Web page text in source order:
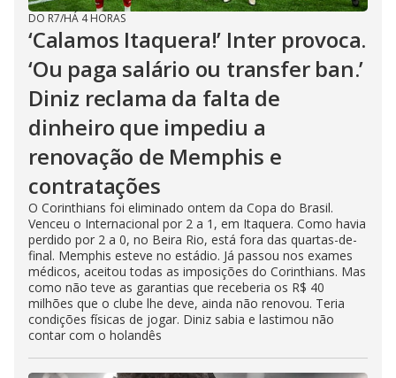
DO R7/HÁ 4 HORAS
‘Calamos Itaquera!’ Inter provoca.
‘Ou paga salário ou transfer ban.’
Diniz reclama da falta de
dinheiro que impediu a
renovação de Memphis e
contratações
O Corinthians foi eliminado ontem da Copa do Brasil.
Venceu o Internacional por 2 a 1, em Itaquera. Como havia
perdido por 2 a 0, no Beira Rio, está fora das quartas-de-
final. Memphis esteve no estádio. Já passou nos exames
médicos, aceitou todas as imposições do Corinthians. Mas
como não teve as garantias que receberia os R$ 40
milhões que o clube lhe deve, ainda não renovou. Teria
condições físicas de jogar. Diniz sabia e lastimou não
contar com o holandês